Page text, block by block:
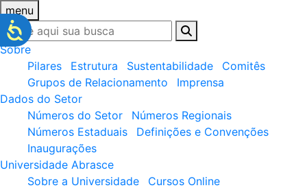
menu
Sobre
Pilares
Estrutura Sustentabilidade
Comitês
Grupos de Relacionamento
Imprensa
Dados do Setor
Números do Setor
Números Regionais
Números Estaduais
Definições e Convenções
Inaugurações
Universidade Abrasce
Sobre a Universidade
Cursos Online